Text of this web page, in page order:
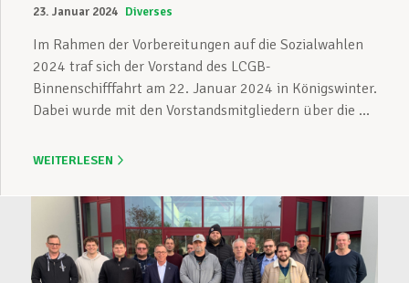
23. Januar 2024 Diverses
Im Rahmen der Vorbereitungen auf die Sozialwahlen
2024 traf sich der Vorstand des LCGB-
Binnenschifffahrt am 22. Januar 2024 in Königswinter.
Dabei wurde mit den Vorstandsmitgliedern über die ...
WEITERLESEN